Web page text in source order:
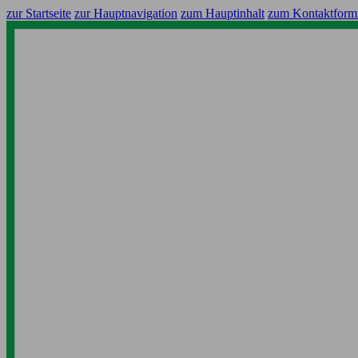
zur Startseite zur Hauptnavigation zum Hauptinhalt zum